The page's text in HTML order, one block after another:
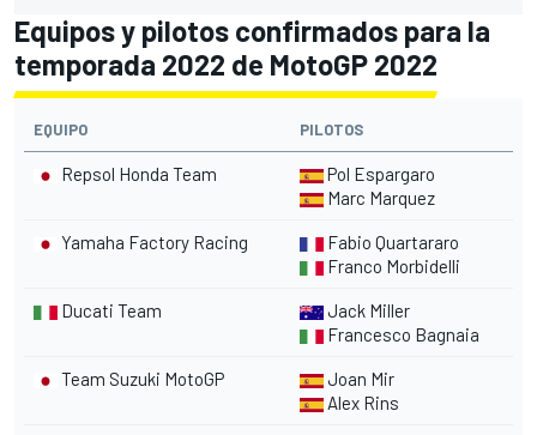
Equipos y pilotos confirmados para la
temporada 2022 de MotoGP 2022
EQUIPO PILOTOS
Repsol Honda Team
Pol Espargaro
Marc Marquez
Yamaha Factory Racing
Fabio Quartararo
Franco Morbidelli
Ducati Team
Jack Miller
Francesco Bagnaia
Team Suzuki MotoGP
Joan Mir
Alex Rins